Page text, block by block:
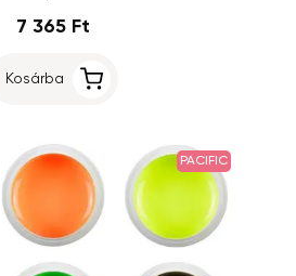
7 365 Ft
Kosárba
PACIFIC